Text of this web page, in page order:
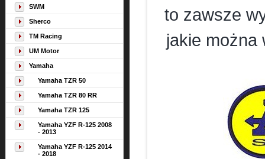
SWM
Sherco
TM Racing
UM Motor
Yamaha
Yamaha TZR 50
Yamaha TZR 80 RR
Yamaha TZR 125
Yamaha YZF R-125 2008
- 2013
Yamaha YZF R-125 2014
- 2018
to zawsze
jakie można